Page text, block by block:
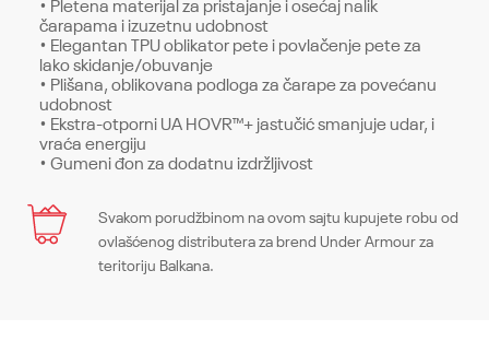
čarapama i izuzetnu udobnost
• Elegantan TPU oblikator pete i povlačenje pete za
lako skidanje/obuvanje
• Plišana, oblikovana podloga za čarape za povećanu
udobnost
• Ekstra-otporni UA HOVR™+ jastučić smanjuje udar, i
vraća energiju
• Gumeni đon za dodatnu izdržljivost
Karakteristika
Kategorija
Ime/Nadimak
Svakom porudžbinom na ovom sajtu kupujete robu od
ovlašćenog distributera za brend Under Armour za
teritoriju Balkana.